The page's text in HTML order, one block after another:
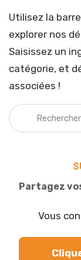
Utilisez la
explorer nos
Saisissez un
catégorie, et
associées !
Partagez
Vous